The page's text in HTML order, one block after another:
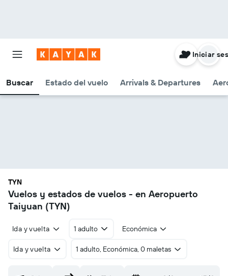
Buscar Estado del vuelo Arrivals & Departures
Iniciar
TYN
Vuelos y estados de vuelos - en Aeropuerto
Taiyuan (TYN)
Ida y vuelta 1 adulto Económica
Ida y vuelta 1 adulto, Económica, 0 maletas